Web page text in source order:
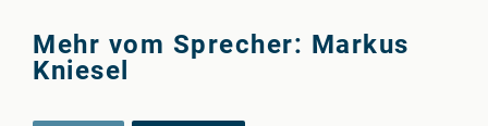
Mehr vom Sprecher: Markus
Kniesel